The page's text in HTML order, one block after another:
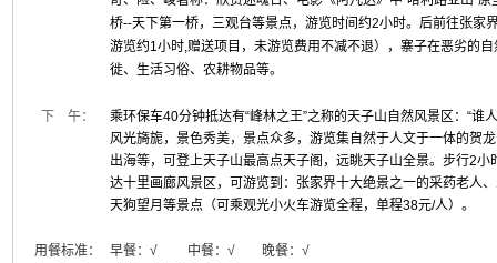
桥--天下第一桥，三观台等景点，游览时间约2小时。后前往张家
游览约1小时,赠送项目，未游览费用不减不退），寨子在恶劣的
徙、生活习俗、农耕物品等。
下 午：
乘环保车40分钟抵达有“峰林之王”之称的天子山自然风景区：“谁
风光旖旎，景色秀美，景点众多，游览集自然于人文于一体的贺
出海等，可登上天子山最高点天子阁，远眺天子山全景。步行2
达十里画廊风景区，可游览到：张家界十大绝景之一的采药老人
天狗望月等景点（可乘观光小火车游览全程，单程38元/人）。
用餐标准： 早餐：√ 中餐：√ 晚餐： √